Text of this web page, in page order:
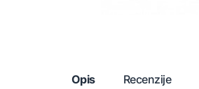
Opis Recenzije